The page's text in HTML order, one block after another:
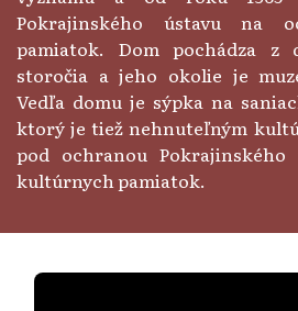
Pokrajinského ústavu na
pamiatok. Dom pochádza z
storočia a jeho okolie je
Vedľa domu je sýpka na
ktorý je tiež nehnuteľným
pod ochranou
kultúrnych pamiatok.